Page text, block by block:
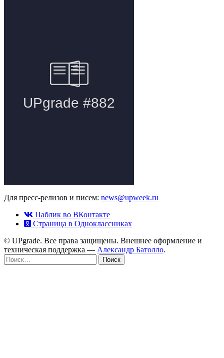
Для пресс-релизов и писем: news@upweek.ru
Паблик во ВКонтакте
Страница в Одноклассниках
© UPgrade. Все права защищены. Внешнее оформление и
техническая поддержка — Александр Батолло.
Найти: